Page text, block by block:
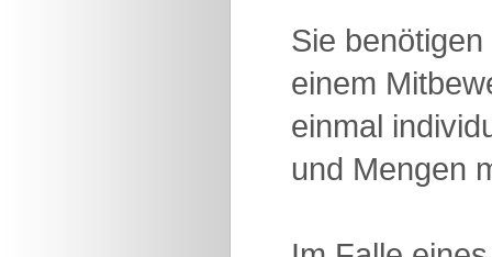
Sie
einem
einmal
und Mengen